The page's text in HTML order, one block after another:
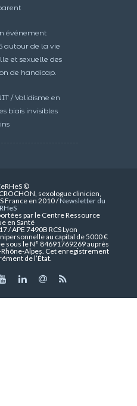
événement
autour de la vie
et sexuelle des
de handicap.
/ Validisme en
biais invisibles
©
sexologue clinicien,
France en 2010 /Newsletter du
par le Centre Ressource
en Santé
/ APE 7490B RCS Lyon
au capital de 5000 €
sous le N° 84691769269 auprès
Alpes. Cet enregistrement
de l’État.